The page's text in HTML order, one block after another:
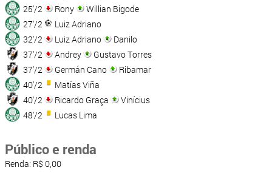
25'/2
Rony
Willian Bigode
27'/2
Luiz Adriano
32'/2
Luiz Adriano
Danilo
37'/2
Andrey
Gustavo Torres
37'/2
Germán Cano
Ribamar
40'/2
Matías Viña
40'/2
Ricardo Graça
Vinícius
48'/2
Lucas Lima
Público e renda
Renda: R$ 0,00